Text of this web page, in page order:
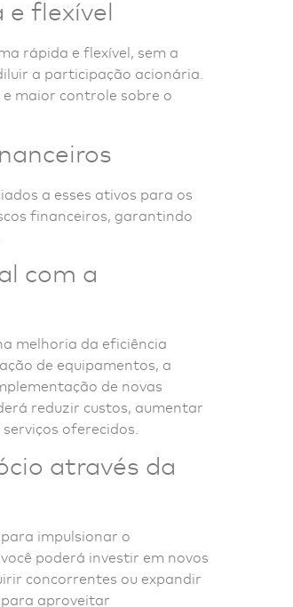
flexível
rápida e flexível, sem a
a participação acionária.
e maior controle sobre o
a esses ativos para os
financeiros, garantindo
com a
melhoria da eficiência
de equipamentos, a
de novas
reduzir custos, aumentar
oferecidos.
através da
impulsionar o
poderá investir em novos
concorrentes ou expandir
para aproveitar